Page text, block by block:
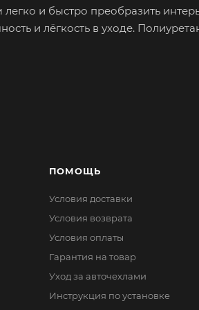
и быстро преобразить
и лёгкость в уходе.
полотно, на которое нанесено
который не
пластификаторы (жидкие
прочная и износостойкая,
эксплуатации может превышать
ПОМОЩЬ
Условия доставки
Условия возврата
Условия оплаты
Гарантия на товар
Уход за авточехлами
Инструкция по установке